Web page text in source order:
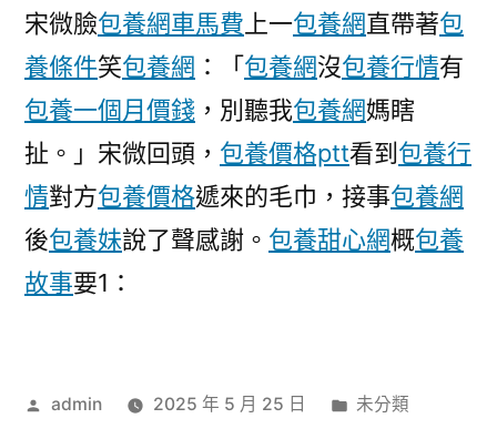
車
韶
關
加
快
造
一
華
宋微臉包養網車馬費 上一包養網直帶著包
養條件笑包養網 ：「包養網沒包養行情有
包養一個月價錢 ，別聽我包養網媽瞎
扯。」宋微回頭， 包養價格ptt看到 包養行
情對方包養價格遞來的毛巾，接事包養網
後包養妹說了聲感謝。 包養甜心網概包養
故事要1：
作
admin 2025 年 5 月 25 日
分
未分類